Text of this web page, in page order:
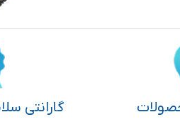
گارانتی